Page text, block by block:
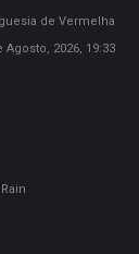
de Vermelha
Agosto, 2026, 19:33
Rain